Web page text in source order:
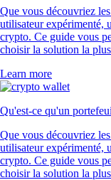
Que vous découvriez
utilisateur expérimenté,
crypto. Ce guide vous
choisir la solution la
Learn more
Qu'est-ce qu'un
Que vous découvriez
utilisateur expérimenté,
crypto. Ce guide vous
choisir la solution la